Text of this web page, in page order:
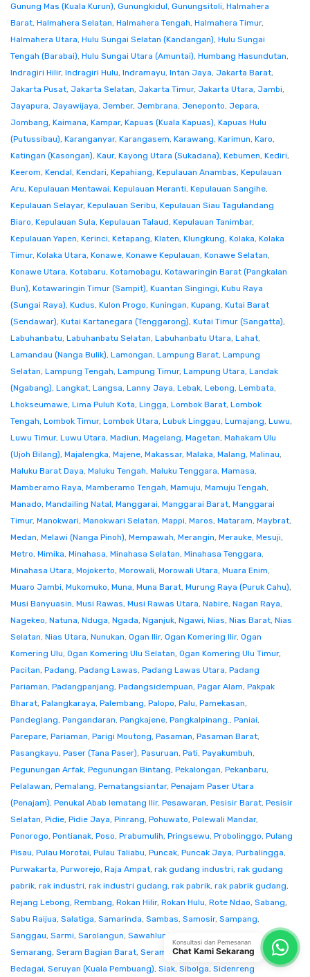
Gunung Mas (Kuala Kurun), Gunungkidul, Gunungsitoli, Halmahera
Barat, Halmahera Selatan, Halmahera Tengah, Halmahera Timur,
Halmahera Utara, Hulu Sungai Selatan (Kandangan), Hulu Sungai
Tengah (Barabai), Hulu Sungai Utara (Amuntai), Humbang Hasundutan,
Indragiri Hilir, Indragiri Hulu, Indramayu, Intan Jaya, Jakarta Barat,
Jakarta Pusat, Jakarta Selatan, Jakarta Timur, Jakarta Utara, Jambi,
Jayapura, Jayawijaya, Jember, Jembrana, Jeneponto, Jepara,
Jombang, Kaimana, Kampar, Kapuas (Kuala Kapuas), Kapuas Hulu
(Putussibau), Karanganyar, Karangasem, Karawang, Karimun, Karo,
Katingan (Kasongan), Kaur, Kayong Utara (Sukadana), Kebumen, Kediri,
Keerom, Kendal, Kendari, Kepahiang, Kepulauan Anambas, Kepulauan
Aru, Kepulauan Mentawai, Kepulauan Meranti, Kepulauan Sangihe,
Kepulauan Selayar, Kepulauan Seribu, Kepulauan Siau Tagulandang
Biaro, Kepulauan Sula, Kepulauan Talaud, Kepulauan Tanimbar,
Kepulauan Yapen, Kerinci, Ketapang, Klaten, Klungkung, Kolaka, Kolaka
Timur, Kolaka Utara, Konawe, Konawe Kepulauan, Konawe Selatan,
Konawe Utara, Kotabaru, Kotamobagu, Kotawaringin Barat (Pangkalan
Bun), Kotawaringin Timur (Sampit), Kuantan Singingi, Kubu Raya
(Sungai Raya), Kudus, Kulon Progo, Kuningan, Kupang, Kutai Barat
(Sendawar), Kutai Kartanegara (Tenggarong), Kutai Timur (Sangatta),
Labuhanbatu, Labuhanbatu Selatan, Labuhanbatu Utara, Lahat,
Lamandau (Nanga Bulik), Lamongan, Lampung Barat, Lampung
Selatan, Lampung Tengah, Lampung Timur, Lampung Utara, Landak
(Ngabang), Langkat, Langsa, Lanny Jaya, Lebak, Lebong, Lembata,
Lhokseumawe, Lima Puluh Kota, Lingga, Lombok Barat, Lombok
Tengah, Lombok Timur, Lombok Utara, Lubuk Linggau, Lumajang, Luwu,
Luwu Timur, Luwu Utara, Madiun, Magelang, Magetan, Mahakam Ulu
(Ujoh Bilang), Majalengka, Majene, Makassar, Malaka, Malang, Malinau,
Maluku Barat Daya, Maluku Tengah, Maluku Tenggara, Mamasa,
Mamberamo Raya, Mamberamo Tengah, Mamuju, Mamuju Tengah,
Manado, Mandailing Natal, Manggarai, Manggarai Barat, Manggarai
Timur, Manokwari, Manokwari Selatan, Mappi, Maros, Mataram, Maybrat,
Medan, Melawi (Nanga Pinoh), Mempawah, Merangin, Merauke, Mesuji,
Metro, Mimika, Minahasa, Minahasa Selatan, Minahasa Tenggara,
Minahasa Utara, Mojokerto, Morowali, Morowali Utara, Muara Enim,
Muaro Jambi, Mukomuko, Muna, Muna Barat, Murung Raya (Puruk Cahu),
Musi Banyuasin, Musi Rawas, Musi Rawas Utara, Nabire, Nagan Raya,
Nagekeo, Natuna, Nduga, Ngada, Nganjuk, Ngawi, Nias, Nias Barat, Nias
Selatan, Nias Utara, Nunukan, Ogan Ilir, Ogan Komering Ilir, Ogan
Komering Ulu, Ogan Komering Ulu Selatan, Ogan Komering Ulu Timur,
Pacitan, Padang, Padang Lawas, Padang Lawas Utara, Padang
Pariaman, Padangpanjang, Padangsidempuan, Pagar Alam, Pakpak
Bharat, Palangkaraya, Palembang, Palopo, Palu, Pamekasan,
Pandeglang, Pangandaran, Pangkajene, Pangkalpinang., Paniai,
Parepare, Pariaman, Parigi Moutong, Pasaman, Pasaman Barat,
Pasangkayu, Paser (Tana Paser), Pasuruan, Pati, Payakumbuh,
Pegunungan Arfak, Pegunungan Bintang, Pekalongan, Pekanbaru,
Pelalawan, Pemalang, Pematangsiantar, Penajam Paser Utara
(Penajam), Penukal Abab lematang Ilir, Pesawaran, Pesisir Barat, Pesisir
Selatan, Pidie, Pidie Jaya, Pinrang, Pohuwato, Polewali Mandar,
Ponorogo, Pontianak, Poso, Prabumulih, Pringsewu, Probolinggo, Pulang
Pisau, Pulau Morotai, Pulau Taliabu, Puncak, Puncak Jaya, Purbalingga,
Purwakarta, Purworejo, Raja Ampat, rak gudang industri, rak gudang
pabrik, rak industri, rak industri gudang, rak pabrik, rak pabrik gudang,
Rejang Lebong, Rembang, Rokan Hilir, Rokan Hulu, Rote Ndao, Sabang,
Sabu Raijua, Salatiga, Samarinda, Sambas, Samosir, Sampang,
Sanggau, Sarmi, Sarolangun, Sawahlunto
Semarang, Seram Bagian Barat, Seram Bagian Timur,Serang
Serdang
Bedagai, Seruyan (Kuala Pembuang), Siak, Sibolga, Sidenreng
Konsultasi dan Pemesanan
Chat Kami Sekarang